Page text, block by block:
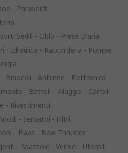
- Parabordi
Sedili - Oblò - Prese D'aria
- Idraulica - Raccorderia - Pompe
Binocoli - Antenne - Elettronica
- Battelli - Alaggio - Carrelli
- Rivestimenti
- Serbatoi - Filtri
- Flaps - Bow Thruster
- Spazzole - Vernici - Utensili